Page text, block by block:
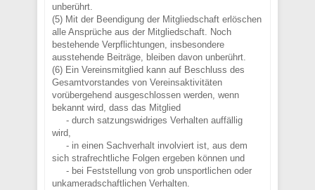
unberührt.
(5) Mit der Beendigung der Mitgliedschaft erlöschen
alle Ansprüche aus der Mitgliedschaft. Noch
bestehende Verpflichtungen, insbesondere
ausstehende Beiträge, bleiben davon unberührt.
(6) Ein Vereinsmitglied kann auf Beschluss des
Gesamtvorstandes von Vereinsaktivitäten
vorübergehend ausgeschlossen werden, wenn
bekannt wird, dass das Mitglied
- durch satzungswidriges Verhalten auffällig
wird,
- in einen Sachverhalt involviert ist, aus dem
sich strafrechtliche Folgen ergeben können und
- bei Feststellung von grob unsportlichen oder
unkameradschaftlichen Verhalten.